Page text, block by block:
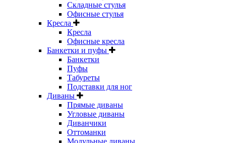
Складные стулья
Офисные стулья
Кресла
Кресла
Офисные кресла
Банкетки и пуфы
Банкетки
Пуфы
Табуреты
Подставки для ног
Диваны
Прямые диваны
Угловые диваны
Диванчики
Оттоманки
Модульные диваны